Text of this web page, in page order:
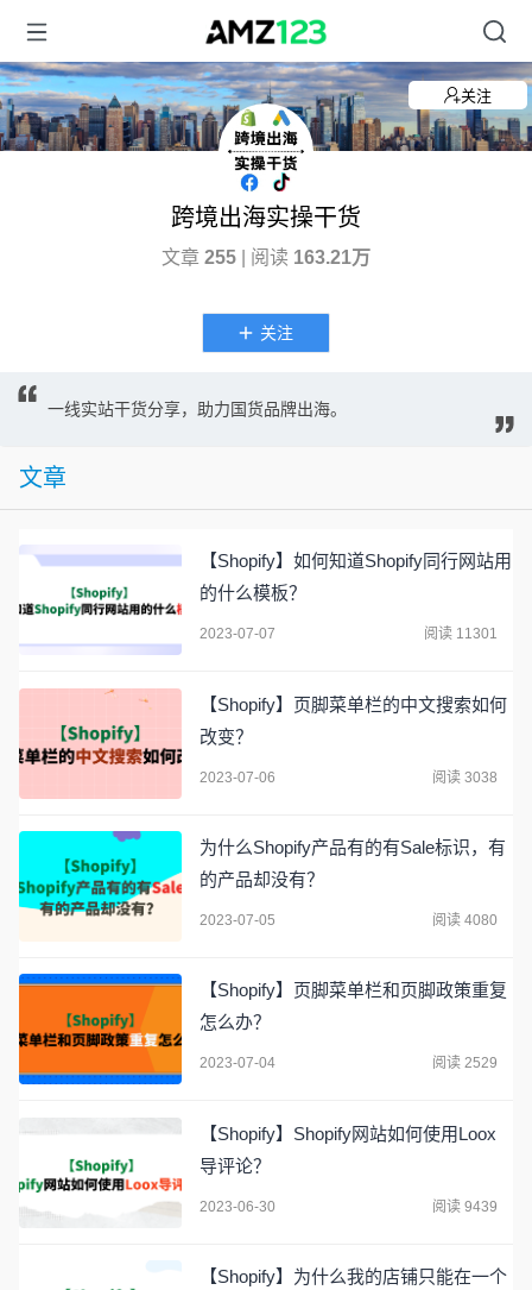
关注
跨境出海实操干货
文章 255 | 阅读 163.21万
关注
一线实站干货分享，助力国货品牌出海。
文章
【Shopify】如何知道Shopify同行网站用
的什么模板？
2023-07-07 阅读 11301
【Shopify】页脚菜单栏的中文搜索如何
改变？
2023-07-06 阅读 3038
为什么Shopify产品有的有Sale标识，有
的产品却没有？
2023-07-05 阅读 4080
【Shopify】页脚菜单栏和页脚政策重复
怎么办？
2023-07-04 阅读 2529
【Shopify】Shopify网站如何使用Loox
导评论？
2023-06-30 阅读 9439
【Shopify】为什么我的店铺只能在一个